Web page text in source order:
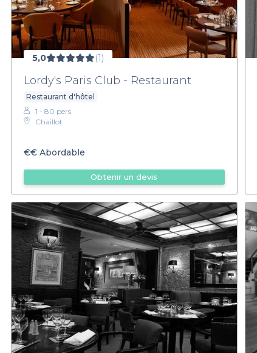
5,0 (1)
Lordy's Paris Club - Restaurant
Restaurant d'hôtel
1 - 80 pers.
Chaillot
€€ Abordable
Obtenir un devis